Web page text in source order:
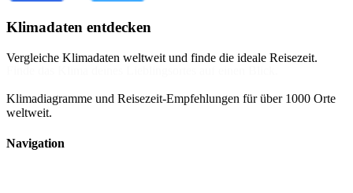
Klimadaten entdecken
Vergleiche Klimadaten weltweit und finde die ideale Reisezeit.
weltweit.